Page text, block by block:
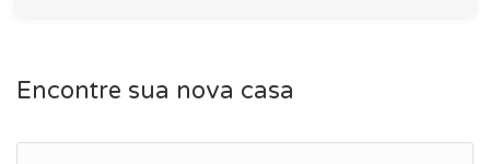
Encontre sua nova casa